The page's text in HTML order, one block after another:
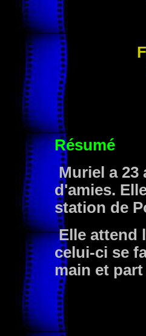
Résumé
Muriel a 23
d'amies.
station de
Elle attend
celui-ci se
main et